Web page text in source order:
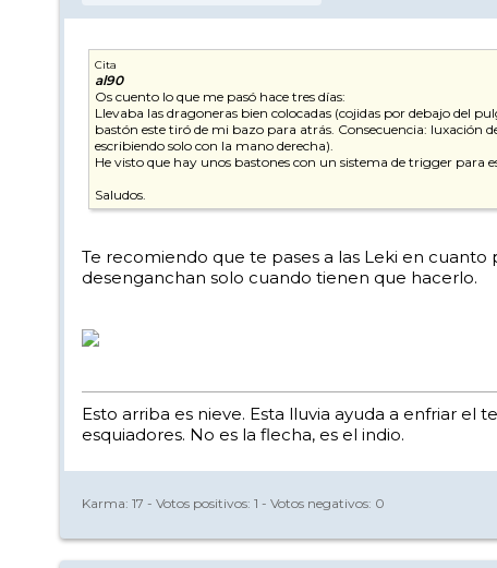
Cita
al90
Os cuento lo que me pasó hace tres días:
Llevaba las dragoneras bien colocadas (cojidas por debajo del
bastón este tiró de mi bazo para atrás. Consecuencia:
escribiendo solo con la mano derecha).
He visto que hay unos bastones con un sistema de trigger para
Saludos.
Te recomiendo que te pases a las Leki en cuanto
desenganchan solo cuando tienen que hacerlo.
Esto arriba es nieve. Esta lluvia ayuda a enfriar el
esquiadores. No es la flecha, es el indio.
Karma: 17 - Votos positivos: 1 - Votos negativos: 0